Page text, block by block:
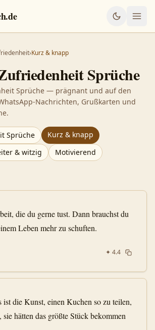
›Kurz & knapp
Sprüche
Sprüche — prägnant und auf den
Nachrichten, Grußkarten und
Sprüche
Kurz & knapp
& witzig
Motivierend
die du gerne tust. Dann brauchst du
Leben mehr zu schuften.
✦ 4.4
die Kunst, einen Kuchen so zu teilen,
sie hätten das größte Stück bekommen